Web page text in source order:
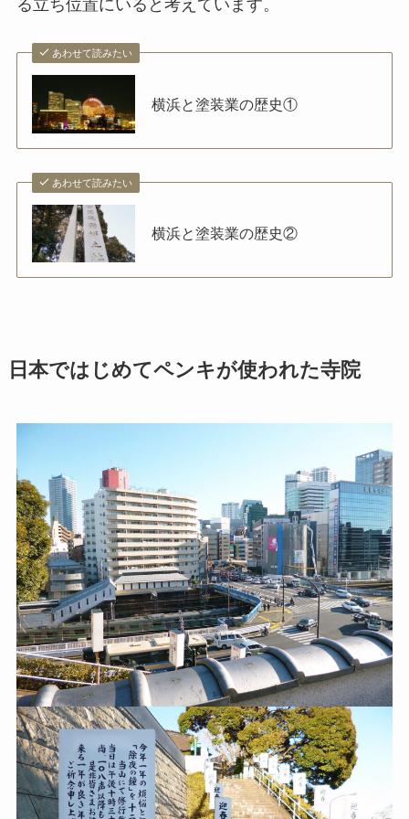
る立ち位置にいると考えています。
あわせて読みたい
横浜と塗装業の歴史①
あわせて読みたい
横浜と塗装業の歴史②
日本ではじめてペンキが使われた寺院